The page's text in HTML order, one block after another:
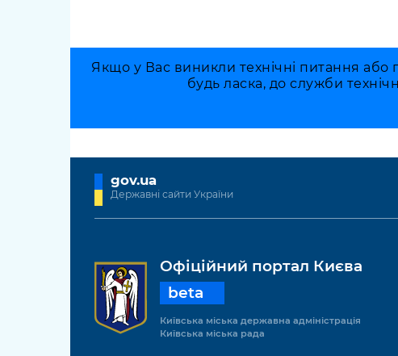
Якщо у Вас виникли технічні питання
будь ласка, до служби
gov.ua
Державні сайти України
Офіційний портал Києва
beta
Київська міська державна адміністрація
Київська міська рада